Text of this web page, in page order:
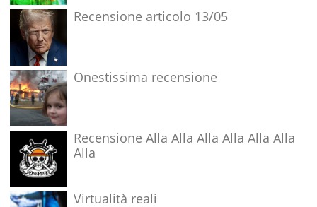
Recensione articolo 13/05
Onestissima recensione
Recensione Alla Alla Alla Alla Alla Alla
Alla
Virtualità reali